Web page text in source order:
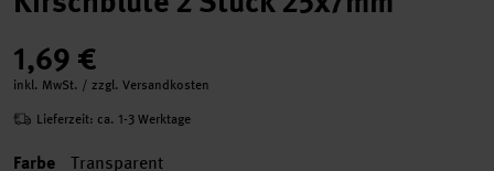
1,69 €
inkl. MwSt. / zzgl. Versandkosten
Lieferzeit: ca. 1-3 Werktage
Farbe Transparent